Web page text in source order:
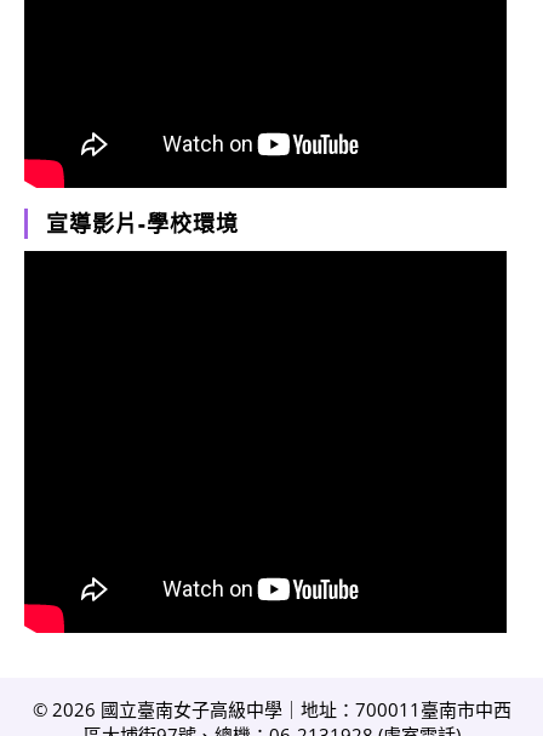
宣導影片-學校環境
© 2026 國立臺南女子高級中學｜地址：700011臺南市中西